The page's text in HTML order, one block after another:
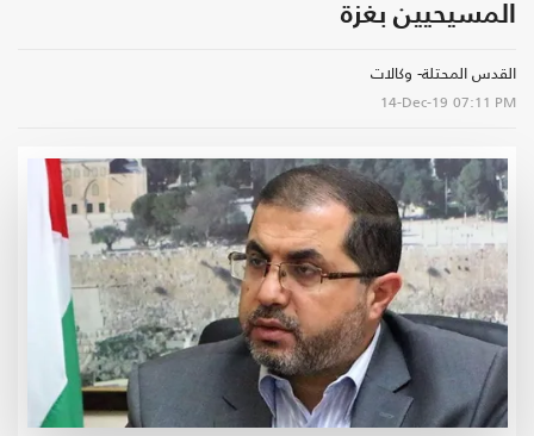
المسيحيين بغزة
القدس المحتلة- وكالات
14-Dec-19 07:11 PM